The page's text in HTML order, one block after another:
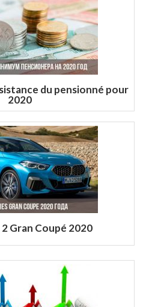
du pensionné pour
2020
Gran Coupé 2020